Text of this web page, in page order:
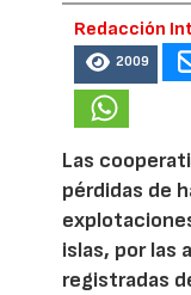
Redacción
2009
Las
pérdidas de
islas, por las
registradas